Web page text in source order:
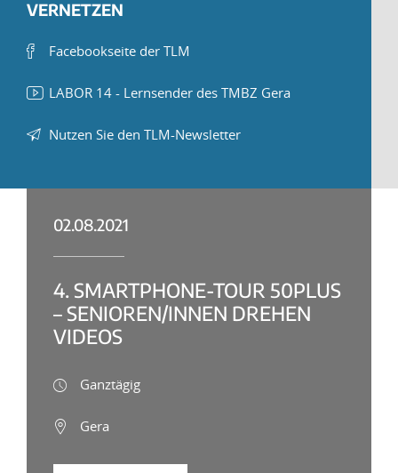
VERNETZEN
Facebookseite der TLM
LABOR 14 - Lernsender des TMBZ Gera
Nutzen Sie den TLM-Newsletter
02.08.2021
4. SMARTPHONE-TOUR 50PLUS
– SENIOREN/INNEN DREHEN
VIDEOS
Ganztägig
Gera